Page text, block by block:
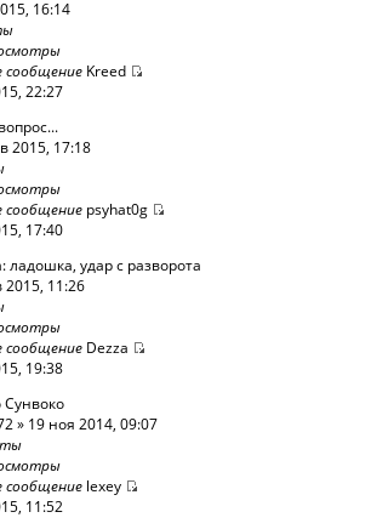
16:14
сообщение Kreed
22:27
2015, 17:18
сообщение psyhat0g
17:40
удар с разворота
2015, 11:26
сообщение Dezza
19:38
Сунвоко
» 19 ноя 2014, 09:07
сообщение lexey
11:52